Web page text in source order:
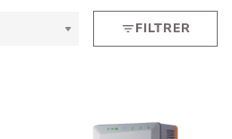
filter_listFILTRER